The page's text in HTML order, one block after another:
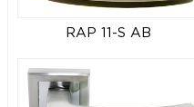
RAP 11-S AB